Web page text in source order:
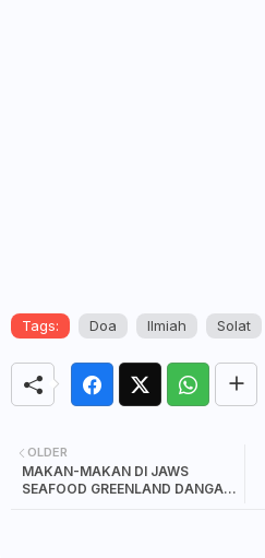
Tags: Doa Ilmiah Solat
OLDER
MAKAN-MAKAN DI JAWS
SEAFOOD GREENLAND DANGA